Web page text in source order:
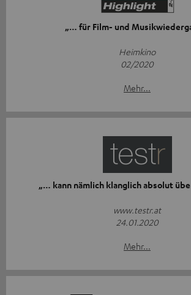
„… für Film- und
Heimkino
02/2020
Mehr...
„… kann nämlich klanglich absolut
www.testr.at
24.01.2020
Mehr...